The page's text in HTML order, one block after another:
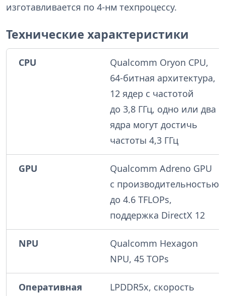
изготавливается по 4-нм техпроцессу.
Технические характеристики
CPU
Qualcomm Oryon CPU,
64-битная архитектура,
12 ядер с частотой
до 3,8 ГГц, одно или два
ядра могут достичь
частоты 4,3 ГГц
GPU
Qualcomm Adreno GPU
с производительностью
до 4.6 TFLOPs,
поддержка DirectX 12
NPU
Qualcomm Hexagon
NPU, 45 TOPs
Оперативная
LPDDR5x, скорость